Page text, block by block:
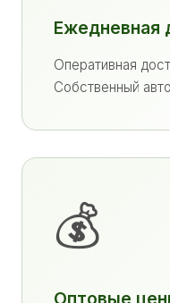
Ежедневная
Оперативная
Собственный
💰
Оптовые